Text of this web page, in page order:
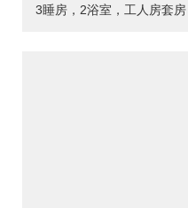
3睡房，2浴室，工人房套